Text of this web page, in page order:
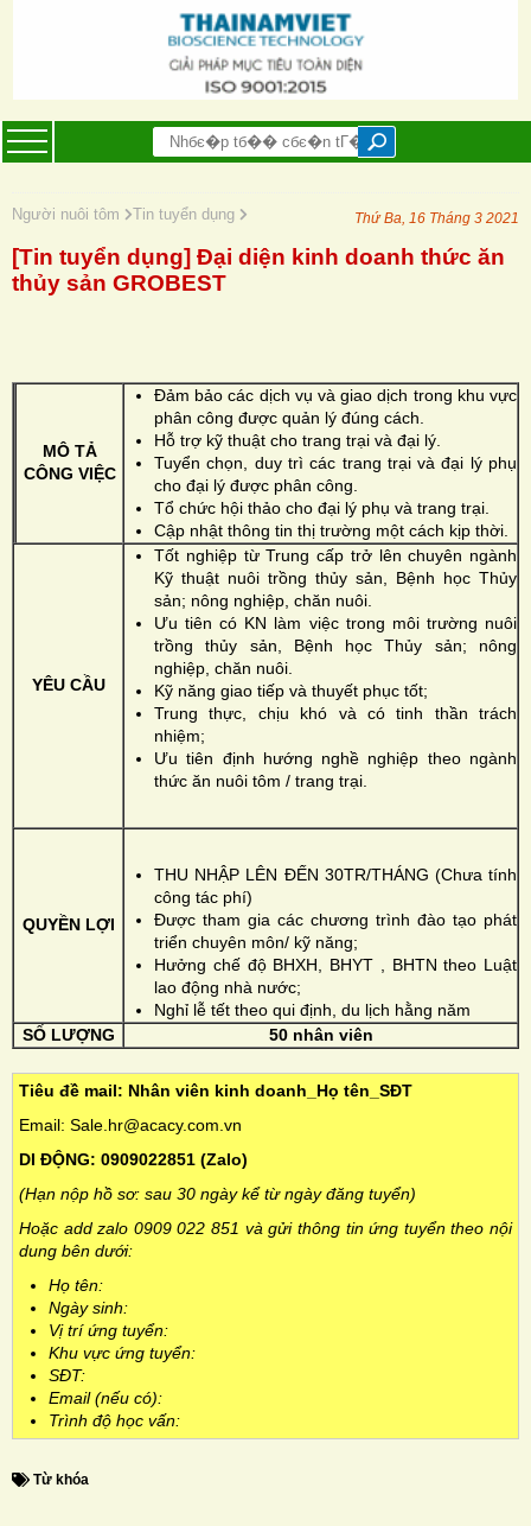
Người nuôi tôm Tin tuyển dụng Thứ Ba, 16 Tháng 3 2021
[Tin tuyển dụng] Đại diện kinh doanh thức ăn
thủy sản GROBEST
MÔ TẢ
CÔNG VIỆC
Đảm bảo các dịch vụ và giao dịch trong khu vực
phân công được quản lý đúng cách.
Hỗ trợ kỹ thuật cho trang trại và đại lý.
Tuyển chọn, duy trì các trang trại và đại lý phụ
cho đại lý được phân công.
Tổ chức hội thảo cho đại lý phụ và trang trại.
Cập nhật thông tin thị trường một cách kịp thời.
YÊU CẦU
Tốt nghiệp từ Trung cấp trở lên chuyên ngành
Kỹ thuật nuôi trồng thủy sản, Bệnh học Thủy
sản; nông nghiệp, chăn nuôi.
Ưu tiên có KN làm việc trong môi trường nuôi
trồng thủy sản, Bệnh học Thủy sản; nông
nghiệp, chăn nuôi.
Kỹ năng giao tiếp và thuyết phục tốt;
Trung thực, chịu khó và có tinh thần trách
nhiệm;
Ưu tiên định hướng nghề nghiệp theo ngành
thức ăn nuôi tôm / trang trại.
QUYỀN LỢI
THU NHẬP LÊN ĐẾN 30TR/THÁNG (Chưa tính
công tác phí)
Được tham gia các chương trình đào tạo phát
triển chuyên môn/ kỹ năng;
Hưởng chế độ BHXH, BHYT , BHTN theo Luật
lao động nhà nước;
Nghỉ lễ tết theo qui định, du lịch hằng năm
SỐ LƯỢNG
50 nhân viên
Tiêu đề mail: Nhân viên kinh doanh_Họ tên_SĐT
Email: Sale.hr@acacy.com.vn
DI ĐỘNG: 0909022851 (Zalo)
(Hạn nộp hồ sơ: sau 30 ngày kể từ ngày đăng tuyển)
Hoặc add zalo 0909 022 851 và gửi thông tin ứng tuyển theo nội
dung bên dưới:
Họ tên:
Ngày sinh:
Vị trí ứng tuyển:
Khu vực ứng tuyển:
SĐT:
Email (nếu có):
Trình độ học vấn:
Từ khóa